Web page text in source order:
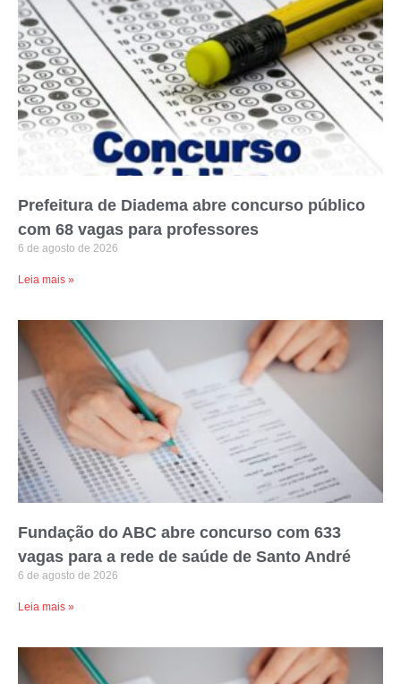
Prefeitura de Diadema abre concurso público
com 68 vagas para professores
6 de agosto de 2026
Leia mais »
Fundação do ABC abre concurso com 633
vagas para a rede de saúde de Santo André
6 de agosto de 2026
Leia mais »